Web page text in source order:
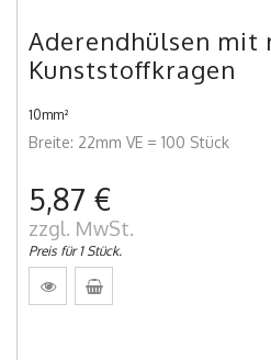
Aderendhülsen mit
Kunststoffkragen
10mm²
Breite: 22mm VE = 100 Stück
5,87 €
zzgl. MwSt.
Preis für 1 Stück.